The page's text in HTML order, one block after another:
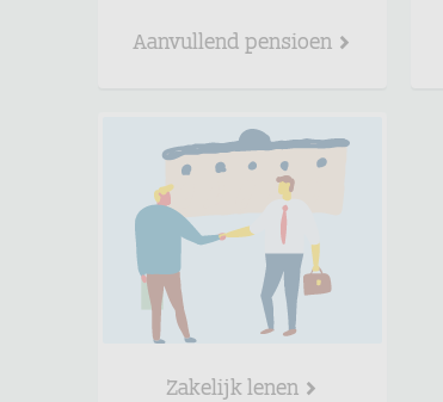
Aanvullend pensioen
Zakelijk lenen